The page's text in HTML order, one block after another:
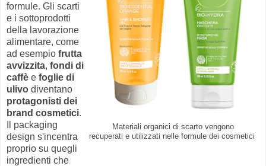
Materiali organici di scarto vengono
recuperati e utilizzati nelle formule dei cosmetici
formule. Gli scarti
e i sottoprodotti
della lavorazione
alimentare, come
ad esempio frutta
avvizzita, fondi di
caffè e foglie di
ulivo diventano
protagonisti dei
brand cosmetici.
Il packaging
design s'incentra
proprio su quegli
ingredienti che